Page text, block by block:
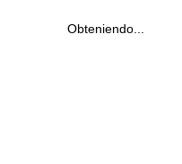
Obteniendo...